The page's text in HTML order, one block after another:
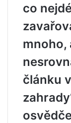
co
mnoho,
článku